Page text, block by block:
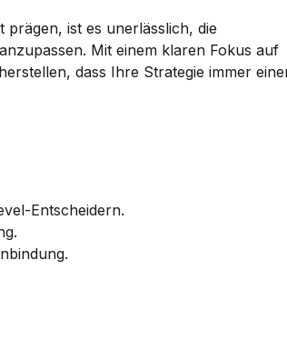
prägen, ist es unerlässlich, die
Mit einem klaren Fokus auf
dass Ihre Strategie immer
Entscheidern.